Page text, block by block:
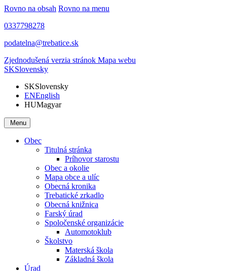
Rovno na obsah Rovno na menu
0337798278
podatelna@trebatice.sk
Zjednodušená verzia stránok Mapa webu
SKSlovensky
SKSlovensky
ENEnglish
HUMagyar
Menu
Obec
Titulná stránka
Príhovor starostu
Obec a okolie
Mapa obce a ulíc
Obecná kronika
Trebatické zrkadlo
Obecná knižnica
Farský úrad
Spoločenské organizácie
Automotoklub
Školstvo
Materská škola
Základná škola
Úrad